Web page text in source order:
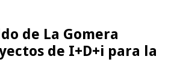
de La Gomera
de I+D+i para la